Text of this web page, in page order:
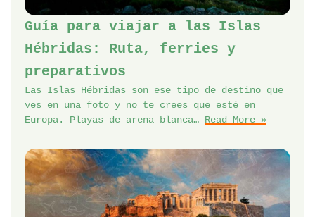
Guía para viajar a las Islas
Hébridas: Ruta, ferries y
preparativos
Las Islas Hébridas son ese tipo de destino que
ves en una foto y no te crees que esté en
Europa. Playas de arena blanca… Read More »